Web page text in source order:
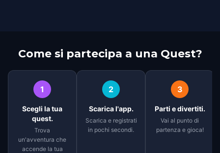
Come si partecipa a una Quest?
1
Scegli la tua
quest.
Trova
un'avventura che
accende la tua
2
Scarica l'app.
Scarica e registrati
in pochi secondi.
3
Parti e divertiti.
Vai al punto di
partenza e gioca!